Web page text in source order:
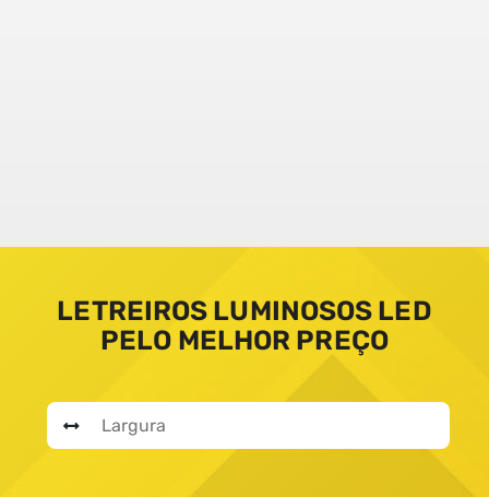
LETREIROS LUMINOSOS LED
PELO MELHOR PREÇO